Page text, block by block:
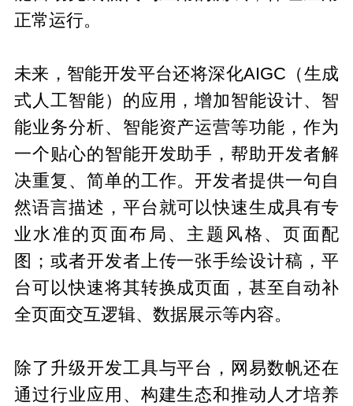
正常运行。
未来，智能开发平台还将深化AIGC（生成
式人工智能）的应用，增加智能设计、智
能业务分析、智能资产运营等功能，作为
一个贴心的智能开发助手，帮助开发者解
决重复、简单的工作。开发者提供一句自
然语言描述，平台就可以快速生成具有专
业水准的页面布局、主题风格、页面配
图；或者开发者上传一张手绘设计稿，平
台可以快速将其转换成页面，甚至自动补
全页面交互逻辑、数据展示等内容。
除了升级开发工具与平台，网易数帆还在
通过行业应用、构建生态和推动人才培养